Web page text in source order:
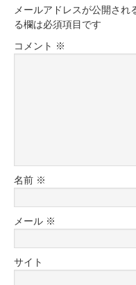
メールアドレスが公開され
る欄は必須項目です
コメント ※
名前 ※
メール ※
サイト